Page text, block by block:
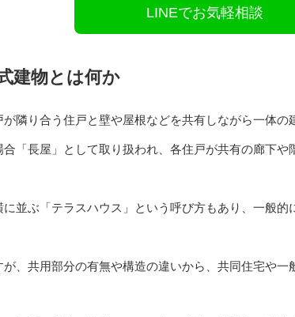
LINEでお気軽相談
建物とは何か
隣り合う住戸と壁や屋根などを共有しながら一体の
「長屋」として取り扱われ、各住戸が共有の廊下
並ぶ「テラスハウス」という呼び方もあり、一般
、共用部分の有無や構造の違いから、共同住宅や